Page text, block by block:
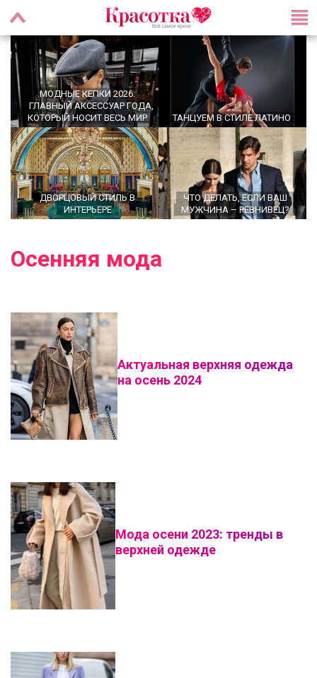
МОДНЫЕ КЕПКИ 2026:
ГЛАВНЫЙ АКСЕССУАР ГОДА,
КОТОРЫЙ НОСИТ ВЕСЬ МИР
ТАНЦУЕМ В СТИЛЕ ЛАТИНО
ДВОРЦОВЫЙ СТИЛЬ В
ИНТЕРЬЕРЕ
ЧТО ДЕЛАТЬ, ЕСЛИ ВАШ
МУЖЧИНА – РЕВНИВЕЦ?
Осенняя мода
Актуальная верхняя одежда
на осень 2024
Мода осени 2023: тренды в
верхней одежде